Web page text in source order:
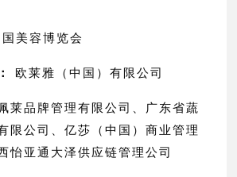
美容博览会
欧莱雅（中国）有限公司
莱品牌管理有限公司、广东省蔬
限公司、亿莎（中国）商业管理
怡亚通大泽供应链管理公司